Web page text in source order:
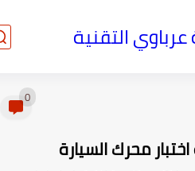
التقنية
محرك السيارة